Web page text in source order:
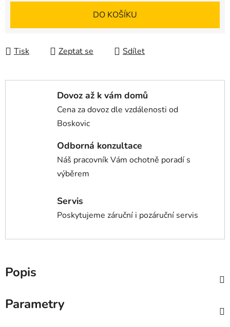
DO KOŠÍKU
Tisk Zeptat se Sdílet
Dovoz až k vám domů
Cena za dovoz dle vzdálenosti od
Boskovic
Odborná konzultace
Náš pracovník Vám ochotně poradí s
výběrem
Servis
Poskytujeme záruční i pozáruční servis
Popis
Parametry